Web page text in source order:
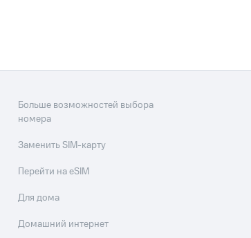
Больше возможностей выбора
номера
Заменить SIM-карту
Перейти на eSIM
Для дома
Домашний интернет